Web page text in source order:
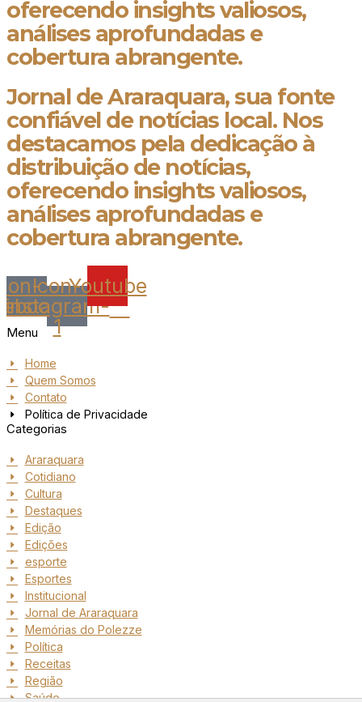
oferecendo insights valiosos,
análises aprofundadas e
cobertura abrangente.
Jornal de Araraquara, sua fonte
confiável de notícias local. Nos
destacamos pela dedicação à
distribuição de notícias,
oferecendo insights valiosos,
análises aprofundadas e
cobertura abrangente.
Icon-
instagram-
1
Youtube
Menu
Home
Quem Somos
Contato
Política de Privacidade
Categorias
Araraquara
Cotidiano
Cultura
Destaques
Edição
Edições
esporte
Esportes
Institucional
Jornal de Araraquara
Memórias do Polezze
Política
Receitas
Região
Saúde